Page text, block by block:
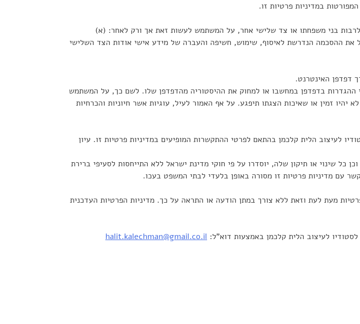
במדיניות פרטיות זו.
בני משפחתו או צד שלישי אחר, על המשתמש לעשות זאת אך ורק לאחר: (א)
ההסכמה הנדרשת לאיסוף, שימוש, חשיפה והעברה של מידע אישי אודות הצד השלישי
דפדפן האינטרנט.
ההגדרות בדפדפן במחשבו או למחוק את ההיסטוריה מהדפדפן שלו. לשם כך, על המשתמש
זמין או שאיכות הצגתו תיפגע. על אף האמור לעיל, עוגיות אשר חיוניות והכרחיות
לעיצוב הלית קלכמן בהתאם לפרטי ההתקשרות המופיעים במדיניות פרטיות זו. עיון
כל שינוי או תיקון שלה, יוסדרו על פי חוקי מדינת ישראל ללא התייחסות לסעיפי ברירת
עם מדיניות פרטיות זו מסורה באופן בלעדי לבתי המשפט בעכו.
מעת לעת וזאת ללא צורך במתן הודעה או התראה על כך. מדיניות הפרטיות העדכנית
לעיצוב הלית קלכמן באמצעות דוא”ל: halit.kalechman@gmail.co.il